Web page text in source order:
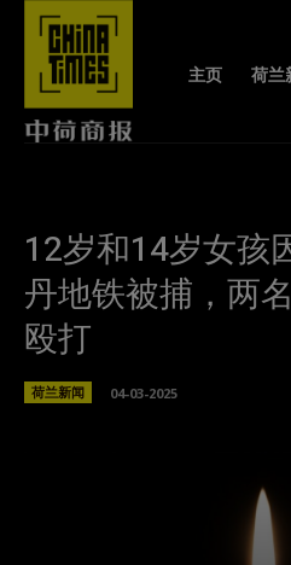
主页 荷兰
12岁和14岁女孩
丹地铁被捕，两
殴打
荷兰新闻 04-03-2025